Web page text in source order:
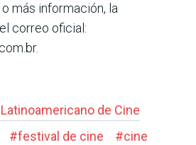
más información, la
correo oficial:
de Cine
#festival de cine #cine